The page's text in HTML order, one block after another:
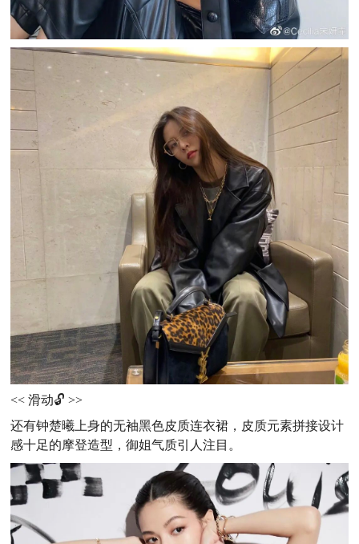
<< 滑动🔓 >>
还有钟楚曦上身的无袖黑色皮质连衣裙，皮质元素拼接设计
感十足的摩登造型，御姐气质引人注目。